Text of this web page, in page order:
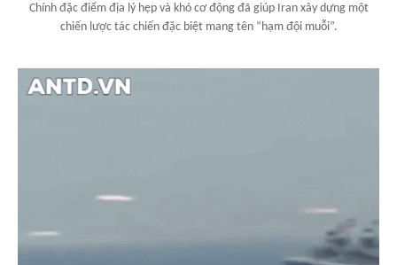
Chính đặc điểm địa lý hẹp và khó cơ động đã giúp Iran xây dựng một
chiến lược tác chiến đặc biệt mang tên “hạm đội muỗi”.